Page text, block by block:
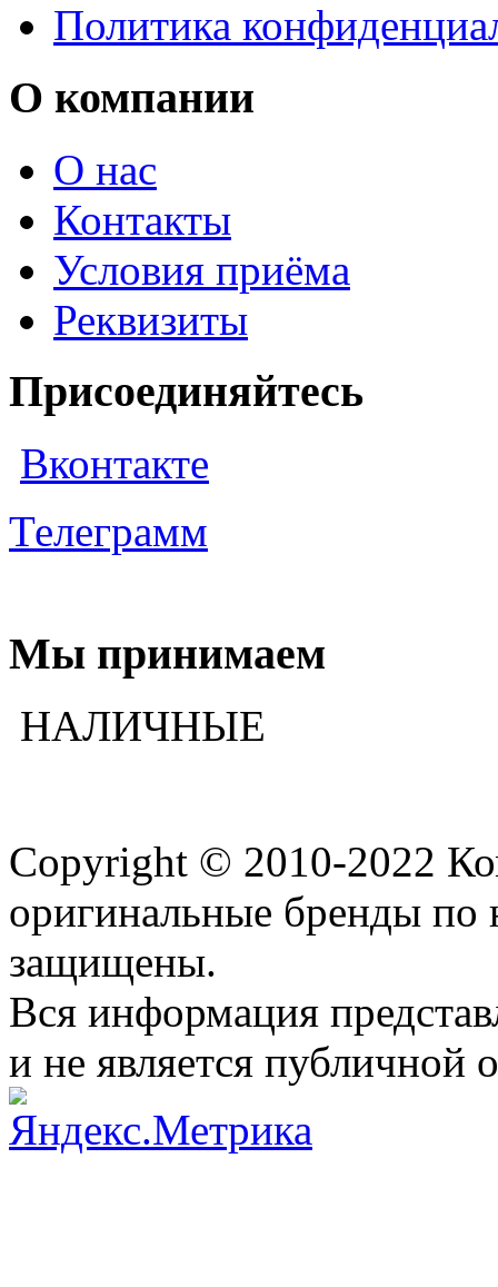
Политика
О компании
О нас
Контакты
Условия приёма
Реквизиты
Присоединяйтесь
Вконтакте
Телеграмм
Мы принимаем
НАЛИЧНЫЕ
Copyright © 2010-2022
оригинальные бренды по
защищены.
Вся информация
и не является публичной